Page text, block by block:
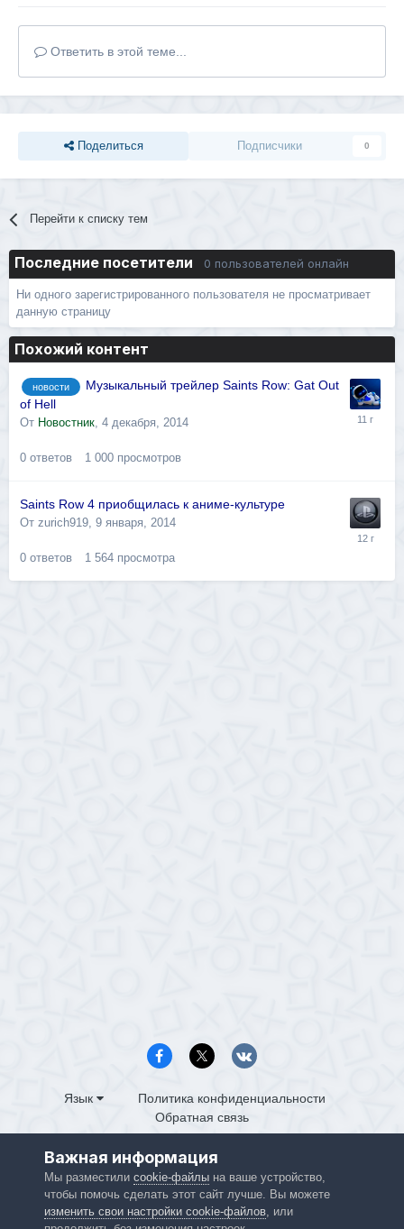
Ответить в этой теме...
Поделиться Подписчики 0
Перейти к списку тем
Последние посетители 0 пользователей онлайн
Ни одного зарегистрированного пользователя не просматривает
данную страницу
Похожий контент
новости
Музыкальный трейлер Saints Row: Gat Out
of Hell
От Новостник 4 декабря, 2014
0 ответов 1 000 просмотров
Saints Row 4 приобщилась к аниме-культуре
От zurich919 9 января, 2014
0 ответов 1 564 просмотра
Язык
Политика конфиденциальности
Обратная связь
Powered by Invision Community
Важная информация
Мы разместили cookie-файлына ваше устройство,
чтобы помочь сделать этот сайт лучше. Вы можете
изменить свои настройки cookie-файлов, или